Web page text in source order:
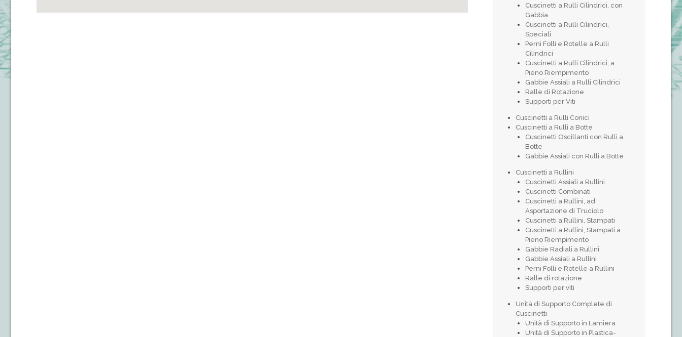
Cuscinetti a Rulli Cilindrici, con
Gabbia
Cuscinetti a Rulli Cilindrici,
Speciali
Perni Folli e Rotelle a Rulli
Cilindrici
Cuscinetti a Rulli Cilindrici, a
Pieno Riempimento
Gabbie Assiali a Rulli Cilindrici
Ralle di Rotazione
Supporti per Viti
Cuscinetti a Rulli Conici
Cuscinetti a Rulli a Botte
Cuscinetti Oscillanti con Rulli a
Botte
Gabbie Assiali con Rulli a Botte
Cuscinetti a Rullini
Cuscinetti Assiali a Rullini
Cuscinetti Combinati
Cuscinetti a Rullini, ad
Asportazione di Truciolo
Cuscinetti a Rullini, Stampati
Cuscinetti a Rullini, Stampati a
Pieno Riempimento
Gabbie Radiali a Rullini
Gabbie Assiali a Rullini
Perni Folli e Rotelle a Rullini
Ralle di rotazione
Supporti per viti
Unità di Supporto Complete di
Cuscinetti
Unità di Supporto in Lamiera
Unità di Supporto in Plastica-